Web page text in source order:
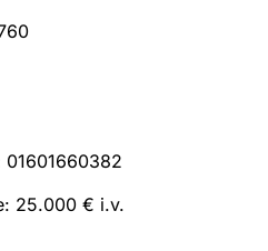
01601660382
25.000 € i.v.